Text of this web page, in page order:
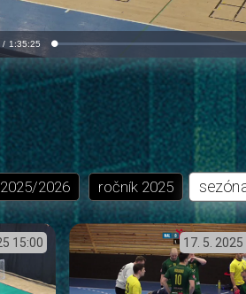
/ Doba
trvání
1:35:25 Načteno:
0.04%
2025/2026 ročník 2025
15:00 17. 5. 2025